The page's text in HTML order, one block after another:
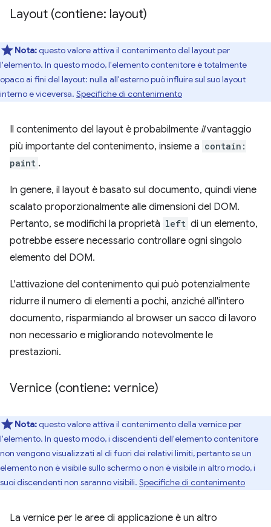
Layout (contiene: layout)
Nota:questo valore attiva il contenimento del layout per
l'elemento. In questo modo, l'elemento contenitore è totalmente
opaco ai fini del layout: nulla all'esterno può influire sul suo layout
interno e viceversa. Specifiche di contenimento
Il contenimento del layout è probabilmente ilvantaggio
più importante del contenimento, insieme a contain:
paint .
In genere, il layout è basato sul documento, quindi viene
scalato proporzionalmente alle dimensioni del DOM.
Pertanto, se modifichi la proprietà left di un elemento,
potrebbe essere necessario controllare ogni singolo
elemento del DOM.
L'attivazione del contenimento qui può potenzialmente
ridurre il numero di elementi a pochi, anziché all'intero
documento, risparmiando al browser un sacco di lavoro
non necessario e migliorando notevolmente le
prestazioni.
Vernice (contiene: vernice)
Nota:questo valore attiva il contenimento della vernice per
l'elemento. In questo modo, i discendenti dell'elemento contenitore
non vengono visualizzati al di fuori dei relativi limiti, pertanto se un
elemento non è visibile sullo schermo o non è visibile in altro modo, i
suoi discendenti non saranno visibili. Specifiche di contenimento
La vernice per le aree di applicazione è un altro